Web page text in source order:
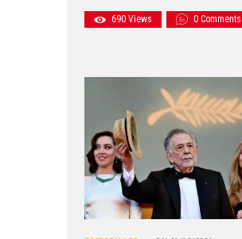
690 Views 0 Comments